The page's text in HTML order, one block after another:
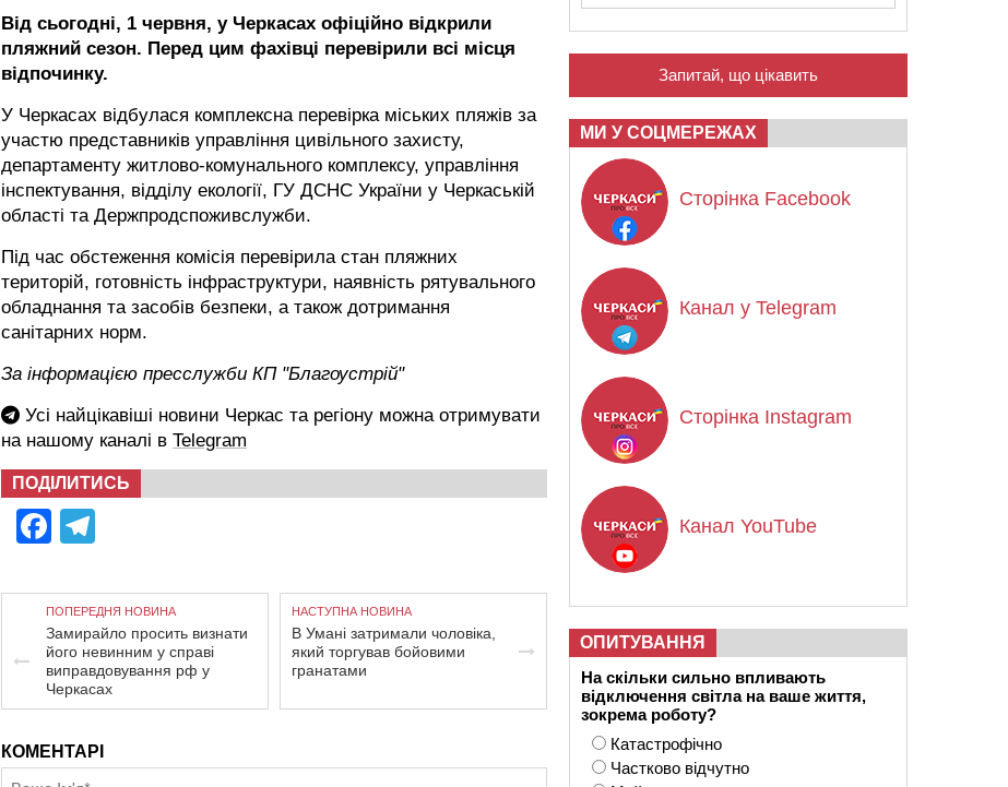
Від сьогодні, 1 червня, у Черкасах офіційно відкрили
пляжний сезон. Перед цим фахівці перевірили всі місця
відпочинку.
У Черкасах відбулася комплексна перевірка міських пляжів за
участю представників управління цивільного захисту,
департаменту житлово-комунального комплексу, управління
інспектування, відділу екології, ГУ ДСНС України у Черкаській
області та Держпродспоживслужби.
Під час обстеження комісія перевірила стан пляжних
територій, готовність інфраструктури, наявність рятувального
обладнання та засобів безпеки, а також дотримання
санітарних норм.
За інформацією пресслужби КП "Благоустрій"
Усі найцікавіші новини Черкас та регіону можна отримувати
на нашому каналі в Telegram
ПОДІЛИТИСЬ
Facebook
ПОПЕРЕДНЯ НОВИНА
Замирайло просить визнати
його невинним у справі
виправдовування рф у
Черкасах
НАСТУПНА НОВИНА
В Умані затримали чоловіка,
який торгував бойовими
гранатами
КОМЕНТАРІ
Запитай, що цікавить
МИ У СОЦМЕРЕЖАХ
Сторінка Facebook
Канал у Telegram
Сторінка Instagram
Канал YouTube
ОПИТУВАННЯ
На скільки сильно впливають
відключення світла на ваше життя,
зокрема роботу?
Катастрофічно
Частково відчутно